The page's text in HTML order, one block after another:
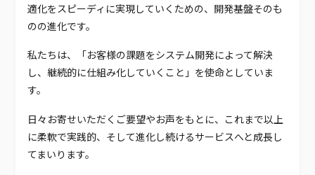
適化をスピーディに実現していくための、開発基盤そのも
のの進化です。
私たちは、「お客様の課題をシステム開発によって解決
し、継続的に仕組み化していくこと」を使命としていま
す。
日々お寄せいただくご要望やお声をもとに、これまで以上
に柔軟で実践的、そして進化し続けるサービスへと成長し
てまいります。